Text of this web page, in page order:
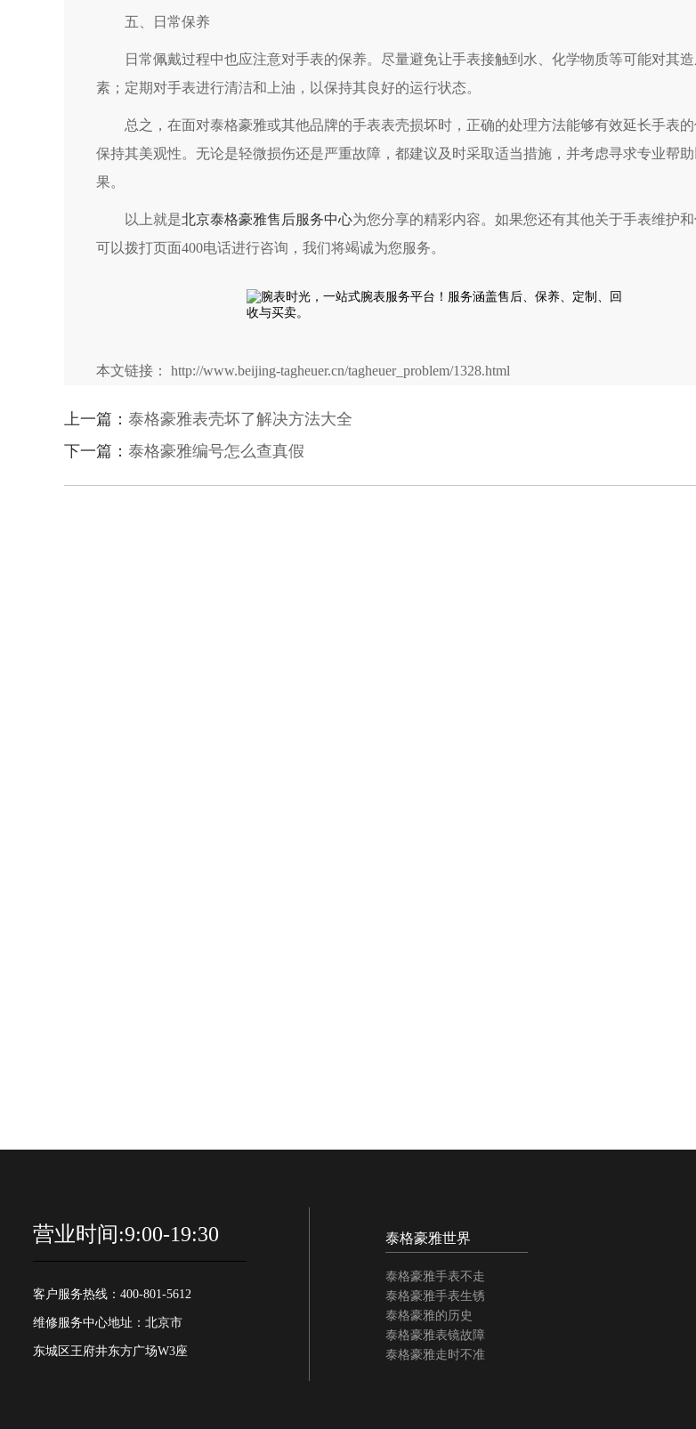
五、日常保养
日常佩戴过程中也应注意对手表的保养。尽量避免让手表接触到水、化学物质等可能对其造
素；定期对手表进行清洁和上油，以保持其良好的运行状态。
总之，在面对泰格豪雅或其他品牌的手表表壳损坏时，正确的处理方法能够有效延长手表的
保持其美观性。无论是轻微损伤还是严重故障，都建议及时采取适当措施，并考虑寻求专业帮
果。
以上就是北京泰格豪雅售后服务中心为您分享的精彩内容。如果您还有其他关于手表维护和
可以拨打页面400电话进行咨询，我们将竭诚为您服务。
本文链接： http://www.beijing-tagheuer.cn/tagheuer_problem/1328.html
上一篇： 泰格豪雅表壳坏了解决方法大全
下一篇： 泰格豪雅编号怎么查真假
营业时间:9:00-19:30
客户服务热线：400-801-5612
维修服务中心地址：北京市
东城区王府井东方广场W3座
泰格豪雅世界
泰格豪雅手表不走
泰格豪雅手表生锈
泰格豪雅的历史
泰格豪雅表镜故障
泰格豪雅走时不准